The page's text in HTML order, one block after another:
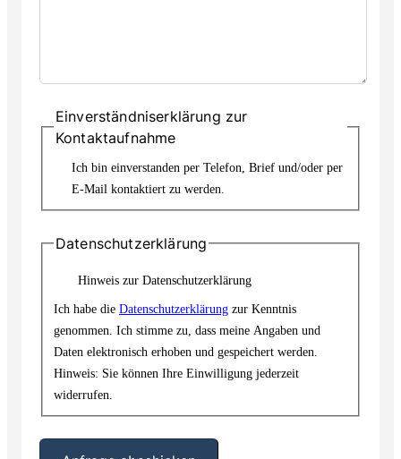
Einverständniserklärung zur
Kontaktaufnahme
Ich bin einverstanden per Telefon, Brief und/oder per
E-Mail kontaktiert zu werden.
Datenschutzerklärung
Hinweis zur Datenschutzerklärung
Ich habe die Datenschutzerklärung zur Kenntnis
genommen. Ich stimme zu, dass meine Angaben und
Daten elektronisch erhoben und gespeichert werden.
Hinweis: Sie können Ihre Einwilligung jederzeit
widerrufen.